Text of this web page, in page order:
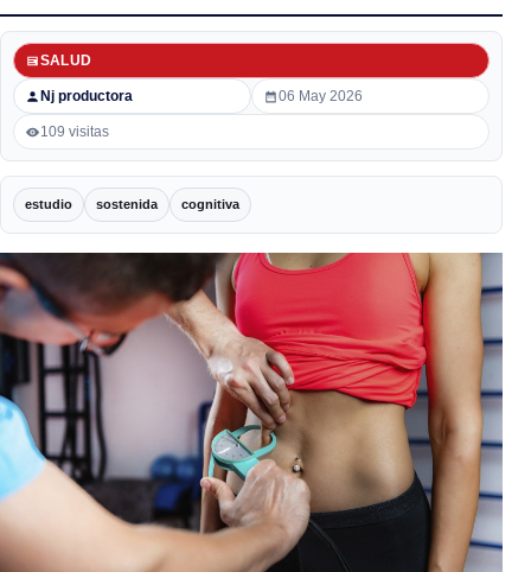
Nj productora
SALUD
06 May 2026
109 visitas
estudio sostenida cognitiva